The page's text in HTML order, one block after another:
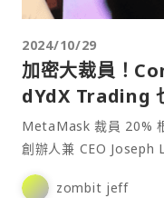
2024/10/29
加密大裁員！
dYdX Trading
MetaMask 裁員 20% 根據 MetaMask 開發商 Consensys
創辦人兼 CEO Joseph
員 20%⋯
zombit jeff